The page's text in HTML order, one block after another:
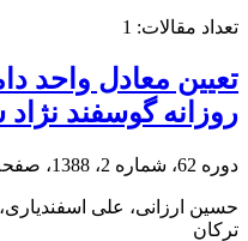
تعداد مقالات: 1
تعیین معادل واحد
روزانه گوسفند
دوره 62، شماره 2، 1388، صفحه
حسین ارزانی، علی
ترکان